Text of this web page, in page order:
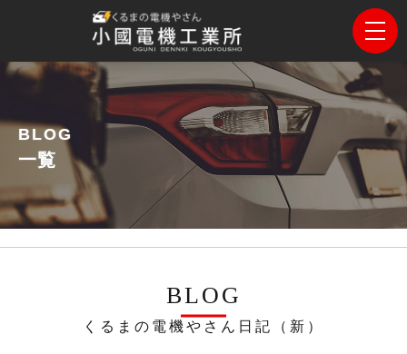
BLOG
一覧
BLOG
くるまの電機やさん日記（新）